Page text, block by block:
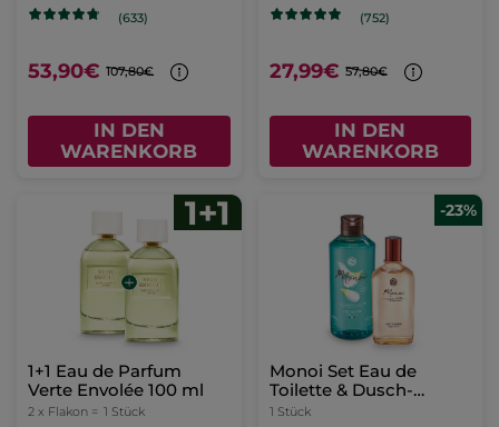
(633)
53,90€ 107,80€
IN DEN
WARENKORB
(752)
27,99€ 57,80€
IN DEN
WARENKORB
1+1 Eau de Parfum
Verte Envolée 100 ml
2 x Flakon = 1 Stück
-23%
Monoi Set Eau de
Toilette & Dusch-
Shampoo
1 Stück